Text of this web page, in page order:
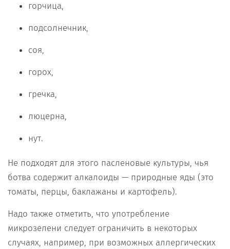
горчица,
подсолнечник,
соя,
горох,
гречка,
люцерна,
нут.
Не подходят для этого пасленовые культуры, чья
ботва содержит алкалоиды — природные яды (это
томаты, перцы, баклажаны и картофель).
Надо также отметить, что употребление
микрозелени следует ограничить в некоторых
случаях, например, при возможных аллергических